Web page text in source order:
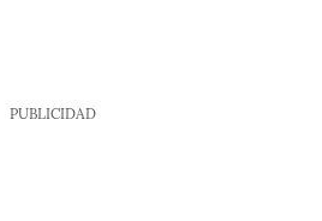
PUBLICIDAD